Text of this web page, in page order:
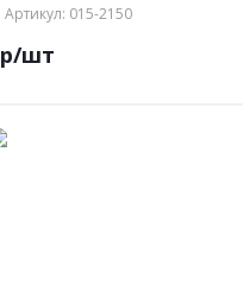
Артикул: 015-2150
р/шт